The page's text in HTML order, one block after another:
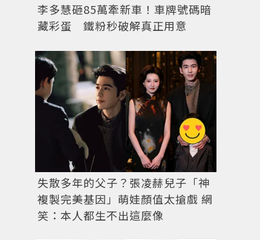
李多慧砸85萬牽新車！車牌號碼暗
藏彩蛋 鐵粉秒破解真正用意
失散多年的父子？張凌赫兒子「神
複製完美基因」萌娃顏值太搶戲 網
笑：本人都生不出這麼像